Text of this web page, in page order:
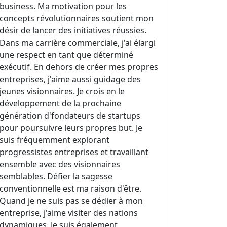
business. Ma motivation pour les
concepts révolutionnaires soutient mon
désir de lancer des initiatives réussies.
Dans ma carrière commerciale, j'ai élargi
une respect en tant que déterminé
exécutif. En dehors de créer mes propres
entreprises, j'aime aussi guidage des
jeunes visionnaires. Je crois en le
développement de la prochaine
génération d'fondateurs de startups
pour poursuivre leurs propres but. Je
suis fréquemment explorant
progressistes entreprises et travaillant
ensemble avec des visionnaires
semblables. Défier la sagesse
conventionnelle est ma raison d'être.
Quand je ne suis pas se dédier à mon
entreprise, j'aime visiter des nations